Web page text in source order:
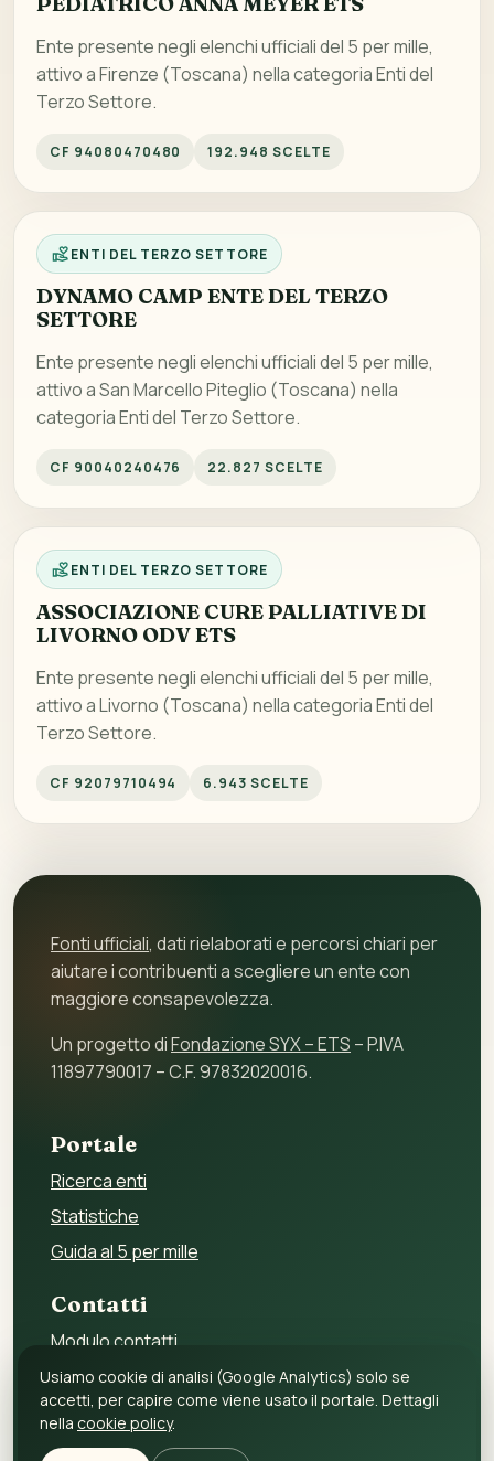
Ente presente negli elenchi ufficiali del 5 per mille,
attivo a Firenze (Toscana) nella categoria Enti del
Terzo Settore.
CF 94080470480 192.948 SCELTE
ENTI DEL TERZO SETTORE
DYNAMO CAMP ENTE DEL TERZO
SETTORE
Ente presente negli elenchi ufficiali del 5 per mille,
attivo a San Marcello Piteglio (Toscana) nella
categoria Enti del Terzo Settore.
CF 90040240476 22.827 SCELTE
ENTI DEL TERZO SETTORE
ASSOCIAZIONE CURE PALLIATIVE DI
LIVORNO ODV ETS
Ente presente negli elenchi ufficiali del 5 per mille,
attivo a Livorno (Toscana) nella categoria Enti del
Terzo Settore.
CF 92079710494 6.943 SCELTE
Fonti ufficiali, dati rielaborati e percorsi chiari per
aiutare i contribuenti a scegliere un ente con
maggiore consapevolezza.
Un progetto diFondazione SYX – ETS – P.IVA
11897790017 – C.F. 97832020016.
Portale
Ricerca enti
Statistiche
Guida al 5 per mille
Contatti
Modulo contatti
Per gli enti
Per i fornitori
Privacy policy
Usiamo cookie di analisi (Google Analytics) solo se
accetti, per capire come viene usato il portale. Dettagli
nella cookie policy.